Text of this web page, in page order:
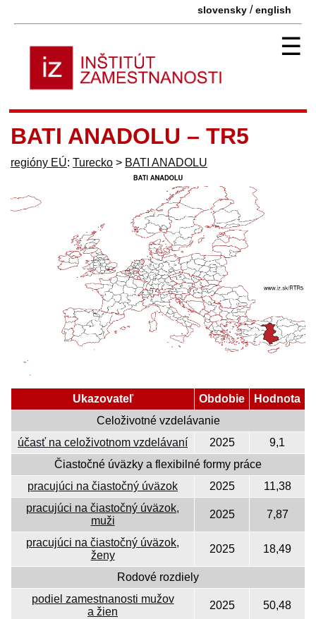
slovensky /english
☰
BATI ANADOLU – TR5
regióny EÚ: Turecko > BATI ANADOLU
Ukazovateľ Obdobie
Hodnota
Celoživotné vzdelávanie
účasť na celoživotnom vzdelávaní
2025
9,1
Čiastočné úväzky a flexibilné formy práce
pracujúci na čiastočný úväzok
2025
11,38
pracujúci na čiastočný úväzok,
muži
2025 7,87
pracujúci na čiastočný úväzok,
ženy
2025 18,49
Rodové rozdiely
podiel zamestnanosti mužov
a žien
2025 50,48